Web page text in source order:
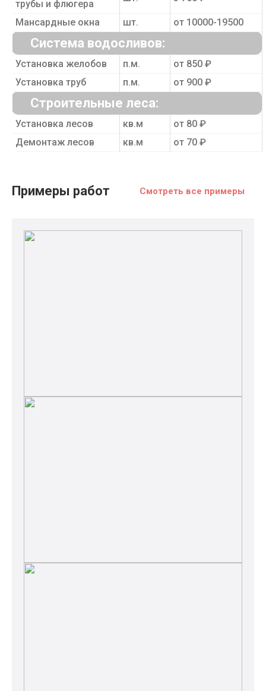
трубы и флюгера
Мансардные окна шт. от 10000-19500
Система водосливов:
Установка желобов п.м.
от 850 ₽
Установка труб
п.м. от 900 ₽
Строительные леса:
Установка лесов кв.м
от 80 ₽
Демонтаж лесов
кв.м от 70 ₽
Примеры работ Смотреть все примеры